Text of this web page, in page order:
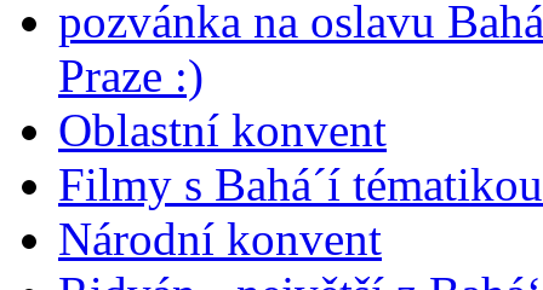
pozvánka na oslavu
Praze :)
Oblastní konvent
Filmy s Bahá´í
Národní konvent